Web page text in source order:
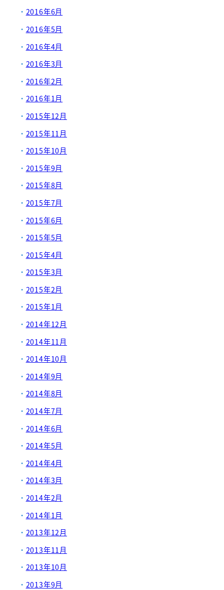
2016年6月
2016年5月
2016年4月
2016年3月
2016年2月
2016年1月
2015年12月
2015年11月
2015年10月
2015年9月
2015年8月
2015年7月
2015年6月
2015年5月
2015年4月
2015年3月
2015年2月
2015年1月
2014年12月
2014年11月
2014年10月
2014年9月
2014年8月
2014年7月
2014年6月
2014年5月
2014年4月
2014年3月
2014年2月
2014年1月
2013年12月
2013年11月
2013年10月
2013年9月